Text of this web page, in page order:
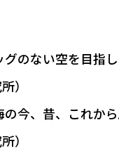
のない空を目指し
）
今、昔、これから
）